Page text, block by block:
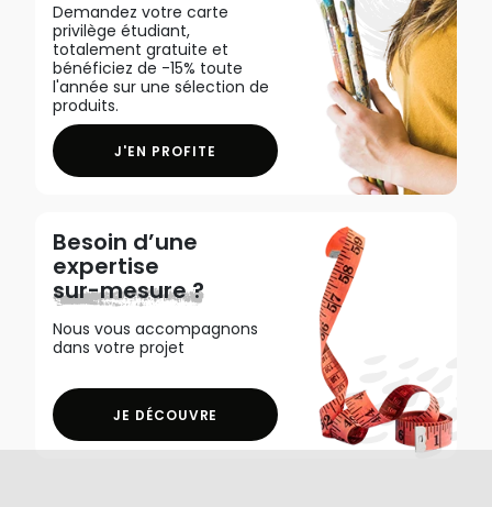
Demandez votre carte
privilège étudiant,
totalement gratuite et
bénéficiez de -15% toute
l'année sur une sélection de
produits.
J'EN PROFITE
Besoin d’une
expertise
sur-mesure ?
Nous vous accompagnons
dans votre projet
JE DÉCOUVRE